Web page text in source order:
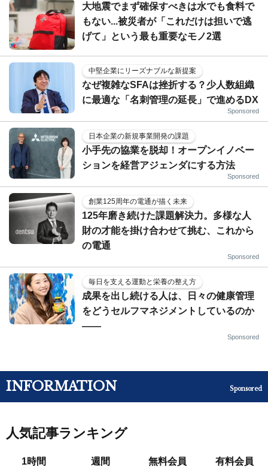
大地震でまず確保すべきは水でも食料で
もない...被災者が「これだけは担いで逃
げて」という最も重要なモノ2選
中堅企業にリーズナブルな新提案
なぜ複雑なSFAは挫折する？少人数組織
に最適な「名刺管理の延長」で進めるDX
Sponsored
日本企業の新規事業開発の課題
小手先の協業を脱却！オープンイノベー
ションを経営アジェンダにする方法
Sponsored
創業125周年の電通が描く未来
125年磨き続けた課題解決力。多様な人
財の才能を掛け合わせて挑む、これから
の電通
Sponsored
毎日を支える運動と栄養の整え方
成果を出し続ける人は、日々の健康管理
をどうセルフマネジメントしているのか
——
Sponsored
INFORMATION Sponsored
人気記事ランキング
1時間 週間 無料会員 有料会員